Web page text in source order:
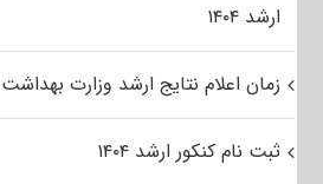
ارشد ۱۴۰۴
زمان اعلام نتایج ارشد وزارت بهداشت ۱۴۰۳
ثبت نام کنکور ارشد ۱۴۰۴